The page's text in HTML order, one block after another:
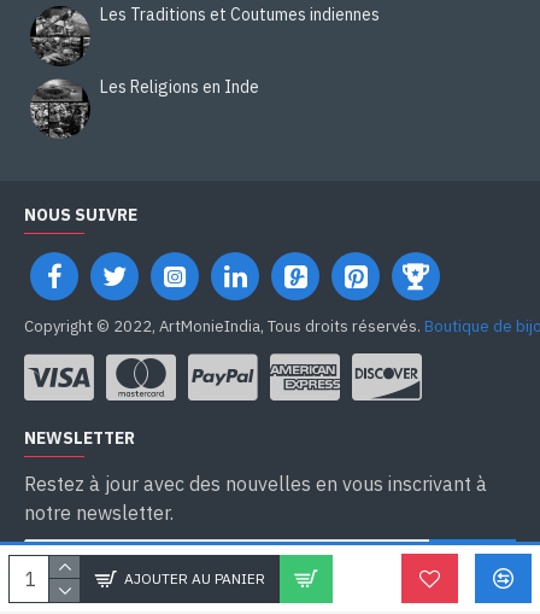
AJOUTER AU PANIER
Les Traditions et Coutumes indiennes
Les Religions en Inde
NOUS SUIVRE
Copyright © 2022, ArtMonieIndia, Tous droits réservés. Boutique de
NEWSLETTER
Restez à jour avec des nouvelles en vous inscrivant à
notre newsletter.